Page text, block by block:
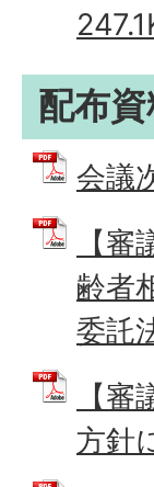
配布
会議
【
齢者
委託
【
方針